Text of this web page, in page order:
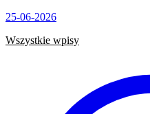
25-06-2026
Wszystkie wpisy